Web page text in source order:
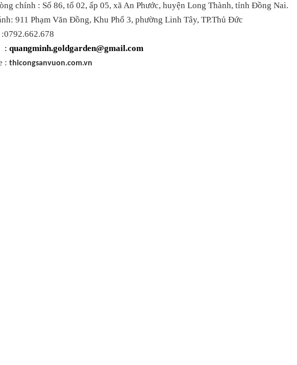
chính : Số 86, tổ 02, ấp 05, xã An Phước, huyện Long Thành, tỉnh Đồng Nai.
911 Phạm Văn Đồng, Khu Phố 3, phường Linh Tây, TP.Thủ Đức
:0792.662.678
: quangminh.goldgarden@gmail.com
: thicongsanvuon.com.vn